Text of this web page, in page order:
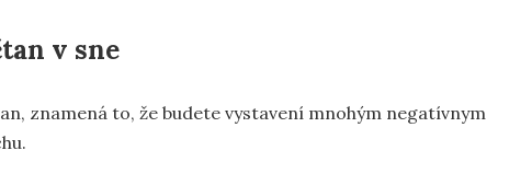
v sne
znamená to, že budete vystavení mnohým negatívnym